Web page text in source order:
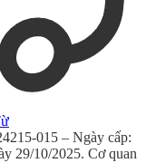
015 – Ngày cấp:
29/10/2025. Cơ quan